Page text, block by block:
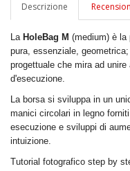
Descrizione
La HoleBag M (medium) è la
pura, essenziale,
progettuale che mira ad
d'esecuzione.
La borsa si sviluppa in un
manici circolari in legno
esecuzione e sviluppi di
intuizione.
Tutorial fotografico step by